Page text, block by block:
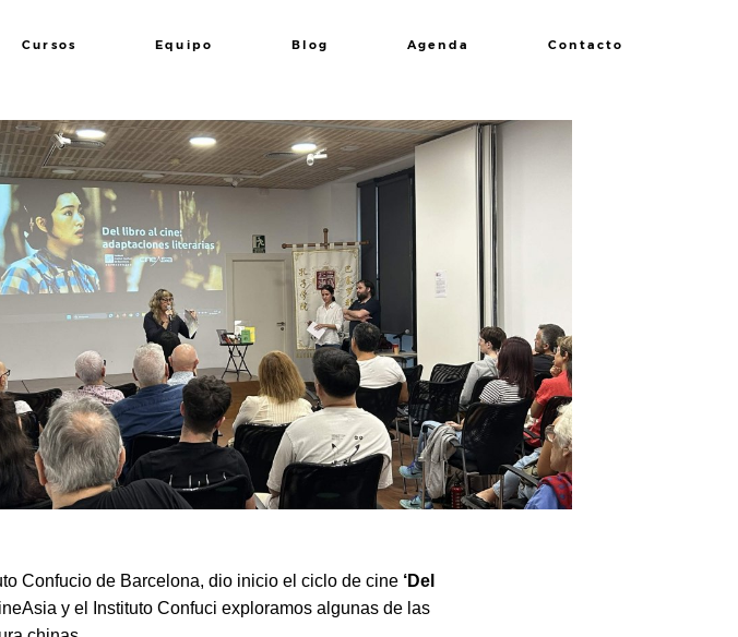
Cursos Equipo Blog Agenda Contacto
Confucio de Barcelona, dio inicio el ciclo de cine ‘Del
y el Instituto Confuci exploramos algunas de las